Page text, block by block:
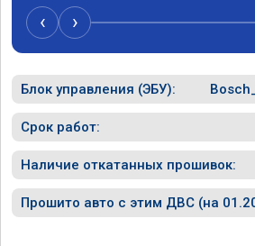
дня катаюсь, держит 12-12.5.
перестала подпинывать при наборе
скорости. Педаль газа более
‹ ›
Блок управления (ЭБУ):
Срок работ:
Наличие откатанных прошивок:
Прошито авто с этим ДВС (на